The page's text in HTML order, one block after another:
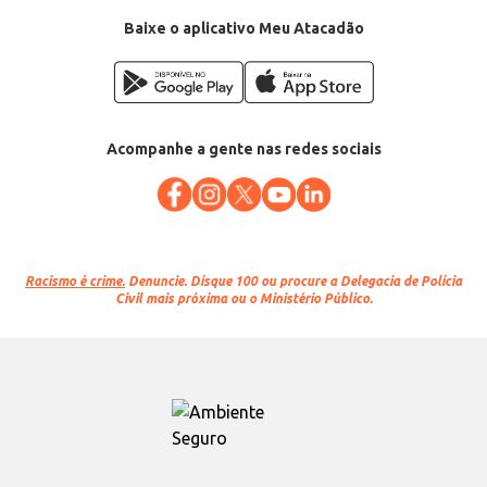
Baixe o aplicativo Meu Atacadão
Acompanhe a gente nas redes sociais
Racismo é crime. Denuncie. Disque 100 ou procure a Delegacia de Polícia
Civil mais próxima ou o Ministério Público.